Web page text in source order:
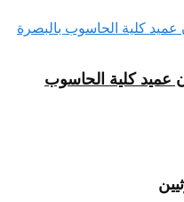
عميد كلية الحاسوب